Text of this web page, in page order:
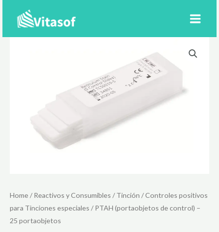
Home/Reactivos y Consumibles /Tinción /Controles positivos
para Tinciones especiales / PTAH (portaobjetos de control) –
25 portaobjetos